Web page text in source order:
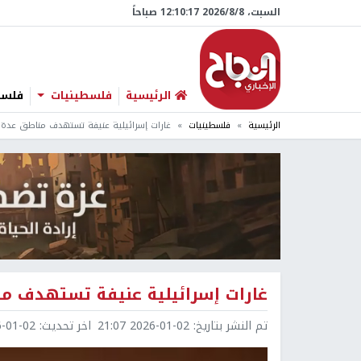
السبت، 8/‏8/‏2026 12:10:18 صباحاً
الرئيسية فلسطينيات
الرئيسية فلسطينيات غارات إسرائيلية عنيفة تستهدف مناطق
غارات إسرائيلية عنيفة تستهدف
تم النشر بتاريخ: 2026-01-02 21:07 اخر تحديث: 02 21:39